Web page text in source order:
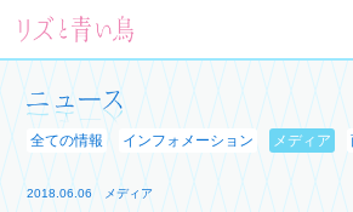
全ての情報 インフォメーション メディア
2018.06.06 メディア